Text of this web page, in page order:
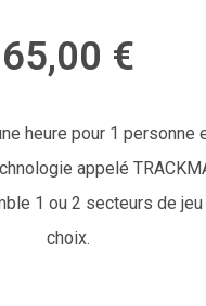
65,00 €
heure pour 1 personne
appelé
1 ou 2 secteurs de
choix.